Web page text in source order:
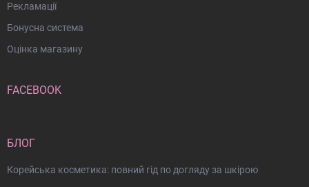
Рекламації
Бонусна система
Оцінка магазину
FACEBOOK
БЛОГ
Корейська косметика: повний гід по догляду за шкірою